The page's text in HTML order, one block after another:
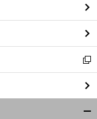
ド
ウ
で
開
く
新
し
い
ウ
ィ